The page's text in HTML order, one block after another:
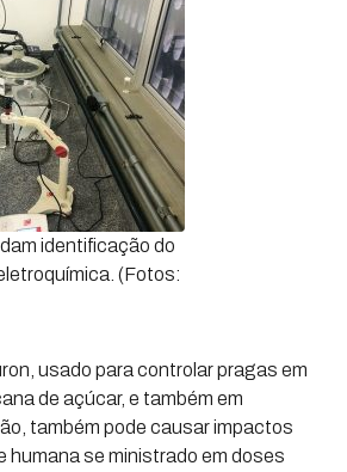
identificação do
(Fotos:
usado para controlar pragas em
de açúcar, e também em
também pode causar impactos
humana se ministrado em doses